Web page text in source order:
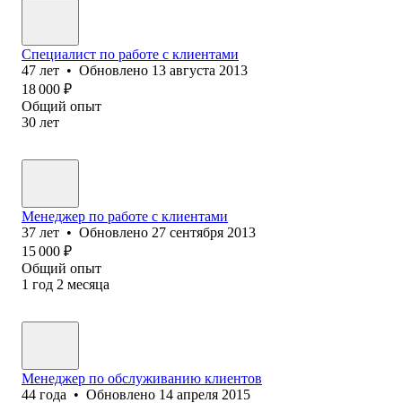
Специалист по работе с клиентами
47 лет • Обновлено 13 августа 2013
18 000 ₽
Общий опыт
30 лет
Менеджер по работе с клиентами
37 лет • Обновлено 27 сентября 2013
15 000 ₽
Общий опыт
1 год 2 месяца
Менеджер по обслуживанию клиентов
44 года • Обновлено 14 апреля 2015